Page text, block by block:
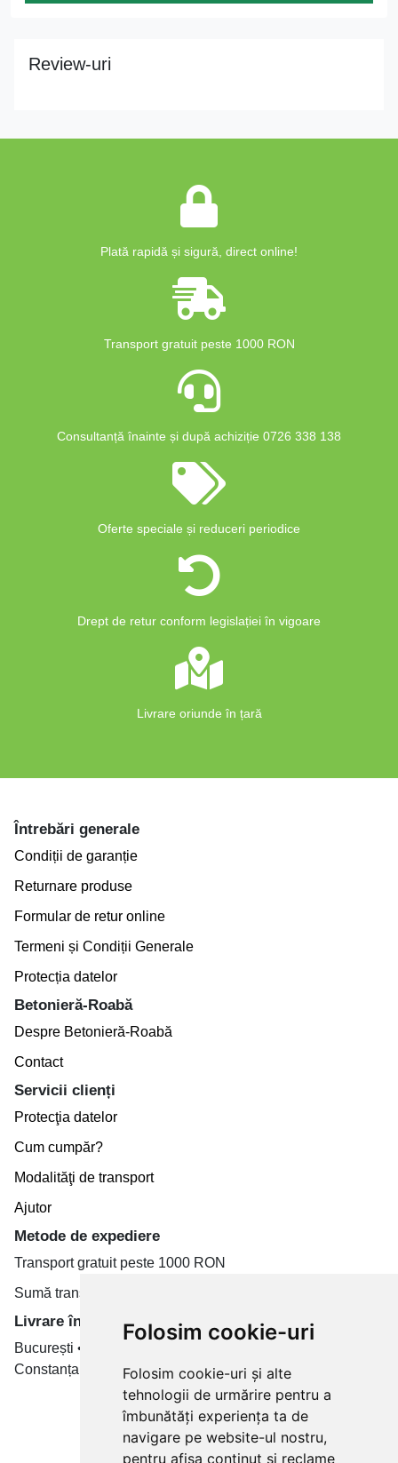
Folosim cookie-uri
Folosim cookie-uri și alte
tehnologii de urmărire pentru a
îmbunătăți experiența ta de
navigare pe website-ul nostru,
pentru afișa conținut și reclame
Review-uri
Plată rapidă și sigură, direct online!
Transport gratuit peste 1000 RON
Consultanță înainte și după achiziție 0726 338 138
Oferte speciale și reduceri periodice
Drept de retur conform legislației în vigoare
Livrare oriunde în țară
Întrebări generale
Condiții de garanție
Returnare produse
Formular de retur online
Termeni și Condiții Generale
Protecția datelor
Betonieră-Roabă
Despre Betonieră-Roabă
Contact
Servicii clienți
Protecţia datelor
Cum cumpăr?
Modalităţi de transport
Ajutor
Metode de expediere
Transport gratuit peste 1000 RON
Sumă transport de la 19.99 RON
Livrare în toate țară
București • Cluj-Napoca • Brașov • Timișoara • Iași •
Constanța • Craiova
Plăți cu card bancar prin